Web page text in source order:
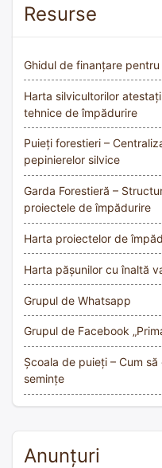
Resurse
Ghidul de finanțare
Harta silvicultorilor
tehnice de împădurire
Puieți forestieri –
pepinierelor silvice
Garda Forestieră –
proiectele de împădurire
Harta proiectelor de
Harta pășunilor cu înaltă
Grupul de Whatsapp
Grupul de Facebook
Școala de puieți – Cum
semințe
Anunțuri